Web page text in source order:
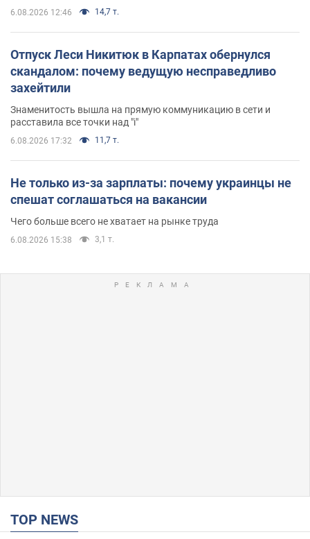
6.08.2026 12:46 14,7 т.
Отпуск Леси Никитюк в Карпатах обернулся
скандалом: почему ведущую несправедливо
захейтили
Знаменитость вышла на прямую коммуникацию в сети и
расставила все точки над "i"
6.08.2026 17:32 11,7 т.
Не только из-за зарплаты: почему украинцы не
спешат соглашаться на вакансии
Чего больше всего не хватает на рынке труда
6.08.2026 15:38 3,1 т.
TOP NEWS